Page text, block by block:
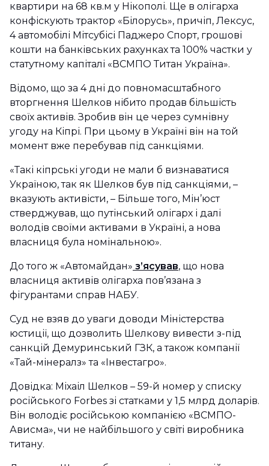
квартири на 68 кв.м у Нікополі. Ще в олігарха
конфіскують трактор «Білорусь», причіп, Лексус,
4 автомобілі Мітсубісі Паджеро Спорт, грошові
кошти на банківських рахунках та 100% частки у
статутному капіталі «ВСМПО Титан Україна».
Відомо, що за 4 дні до повномасштабного
вторгнення Шелков нібито продав більшість
своїх активів. Зробив він це через сумнівну
угоду на Кіпрі. При цьому в Україні він на той
момент вже перебував під санкціями.
«Такі кіпрські угоди не мали б визнаватися
Україною, так як Шелков був під санкціями, –
вказують активісти, – Більше того, Мін’юст
стверджував, що путінський олігарх і далі
володів своїми активами в Україні, а нова
власниця була номінальною».
До того ж «Автомайдан» з’ясував, що нова
власниця активів олігарха пов’язана з
фігурантами справ НАБУ.
Суд не взяв до уваги доводи Міністерства
юстиції, що дозволить Шелкову вивести з-під
санкцій Демуринський ГЗК, а також компанії
«Тай-мінералз» та «Інвестагро».
Довідка: Міхаіл Шелков – 59-й номер у списку
російського Forbes зі статками у 1,5 млрд доларів.
Він володіє російською компанією «ВСМПО-
Ависма», чи не найбільшого у світі виробника
титану.